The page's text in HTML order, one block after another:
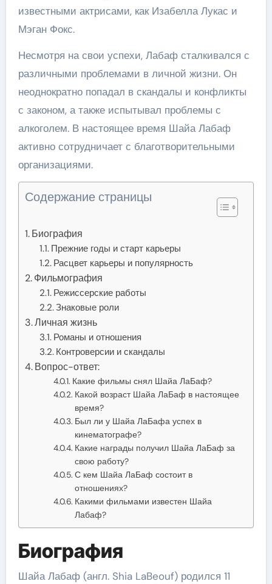
известными актрисами, как Изабелла Лукас и
Мэган Фокс.
Несмотря на свои успехи, Лабаф сталкивался с
различными проблемами в личной жизни. Он
неоднократно попадал в скандалы и конфликты
с законом, а также испытывал проблемы с
алкоголем. В настоящее время Шайа Лабаф
активно сотрудничает с благотворительными
организациями.
Содержание страницы
Биография
Прежние годы и старт карьеры
Расцвет карьеры и популярность
Фильмография
Режиссерские работы
Знаковые роли
Личная жизнь
Романы и отношения
Контроверсии и скандалы
Вопрос-ответ:
Какие фильмы снял Шайа ЛаБаф?
Какой возраст Шайа ЛаБаф в настоящее
время?
Был ли у Шайа ЛаБафа успех в
кинематографе?
Какие награды получил Шайа ЛаБаф за
свою работу?
С кем Шайа ЛаБаф состоит в
отношениях?
Какими фильмами известен Шайа
Лабаф?
Биография
Шайа Лабаф (англ. Shia LaBeouf) родился 11